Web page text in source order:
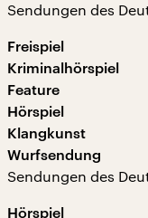
Sendungen des
Freispiel
Kriminalhörspiel
Feature
Hörspiel
Klangkunst
Wurfsendung
Sendungen des
Hörspiel